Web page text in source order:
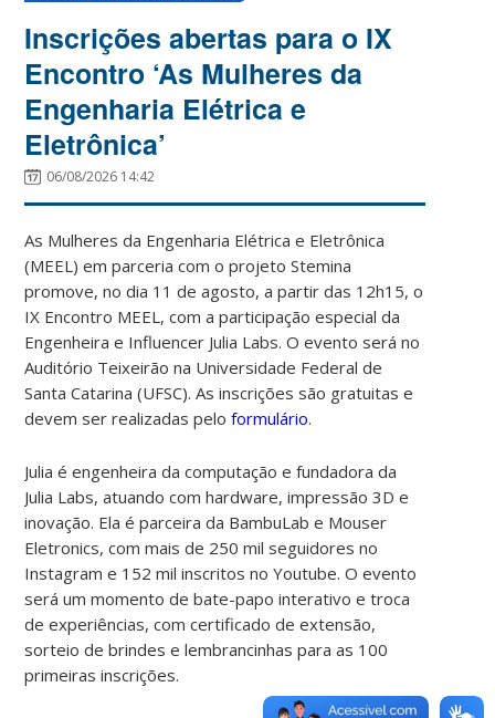
Inscrições abertas para o IX
Encontro ‘As Mulheres da
Engenharia Elétrica e
Eletrônica’
06/08/2026 14:42
As Mulheres da Engenharia Elétrica e Eletrônica
(MEEL) em parceria com o projeto Stemina
promove, no dia 11 de agosto, a partir das 12h15, o
IX Encontro MEEL, com a participação especial da
Engenheira e Influencer Julia Labs. O evento será no
Auditório Teixeirão na Universidade Federal de
Santa Catarina (UFSC). As inscrições são gratuitas e
devem ser realizadas peloformulário.
Julia é engenheira da computação e fundadora da
Julia Labs, atuando com hardware, impressão 3D e
inovação. Ela é parceira da BambuLab e Mouser
Eletronics, com mais de 250 mil seguidores no
Instagram e 152 mil inscritos no Youtube. O evento
será um momento de bate-papo interativo e troca
de experiências, com certificado de extensão,
sorteio de brindes e lembrancinhas para as 100
primeiras inscrições.